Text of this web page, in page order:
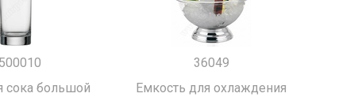
сока большой
36049
Емкость для охлаждения